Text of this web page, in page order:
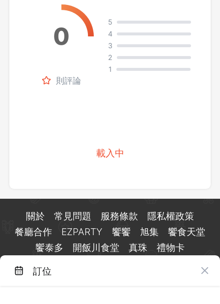
則評論
5
4
3
2
1
載入中
訂位
關於 常見問題 服務條款
隱私權政策
餐廳合作
EZPARTY 饗饗 旭集
饗食天堂
饗泰多
開飯川食堂 真珠 禮物卡